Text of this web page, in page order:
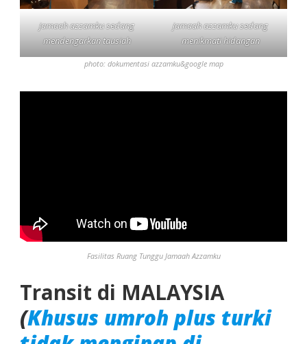
jamaah azzamku sedang
mendengarkan tausiah
jamaah azzamku sedang
menikmati hidangan
photo: dokumentasi azzamku&google map
Fasilitas Ruang Tunggu Jamaah Azzamku
Transit di MALAYSIA
(Khusus umroh plus turki